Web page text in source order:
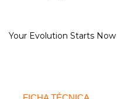
Your Evolution Starts Now